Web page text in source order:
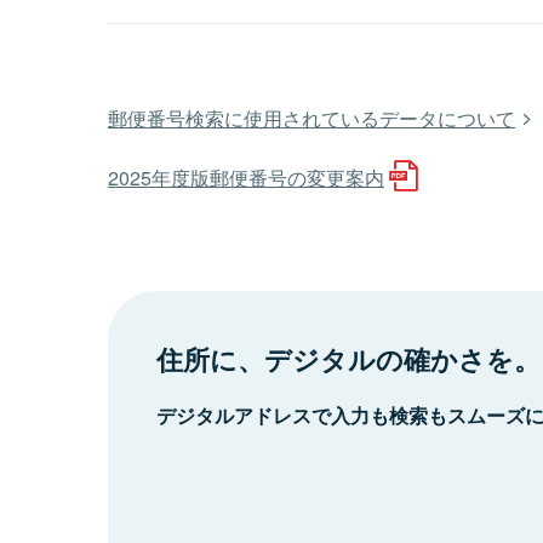
郵便番号検索に使用されているデータについて
2025年度版郵便番号の変更案内
住所に、デジタルの確かさを。
デジタルアドレスで入力も検索もスムーズ